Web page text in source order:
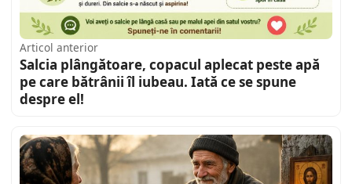
Articol anterior
Salcia plângătoare, copacul aplecat peste apă
pe care bătrânii îl iubeau. Iată ce se spune
despre el!